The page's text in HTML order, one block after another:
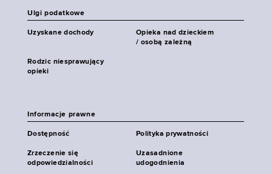
Ulgi podatkowe
Uzyskane dochody
Opieka nad dzieckiem
/ osobą zależną
Rodzic niesprawujący
opieki
Informacje prawne
Dostępność Polityka prywatności
Zrzeczenie się
odpowiedzialności
Uzasadnione
udogodnienia